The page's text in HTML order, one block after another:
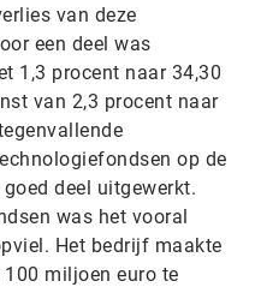
van deze
een deel was
1,3 procent naar 34,30
van 2,3 procent naar
op de
deel uitgewerkt.
was het vooral
Het bedrijf maakte
miljoen euro te